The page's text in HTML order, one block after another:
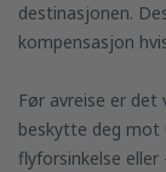
destinasjonen.
kompensasjon
Før avreise er
beskytte deg mot
flyforsinkelse eller